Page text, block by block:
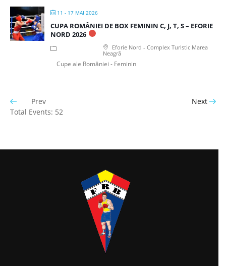
11 - 17 MAI 2026
CUPA ROMÂNIEI DE BOX FEMININ C, J, T, S – EFORIE
NORD 2026
Eforie Nord - Complex Turistic Marea
Neagră
Cupe ale României - Feminin
Prev
Next
Total Events: 52